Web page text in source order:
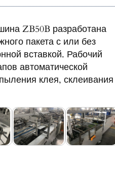
ZB50B разработана
пакета с или без
вставкой. Рабочий
автоматической
клея, склеивания